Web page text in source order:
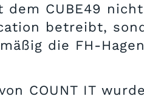
dem CUBE49
betreibt,
die FH-
COUNT IT